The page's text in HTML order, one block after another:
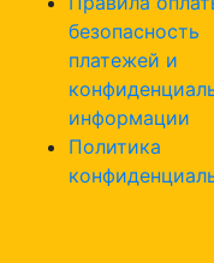
безопасность
платежей и
информации
Политика